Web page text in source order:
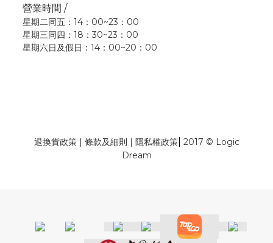
營業時間 /
星期二同五：14：00~23：00
星期三同四：18：30~23：00
星期六日及假日：14：00~20：00
退換貨政策| 條款及細則 | 隱私權政策| 2017 © Logic
Dream